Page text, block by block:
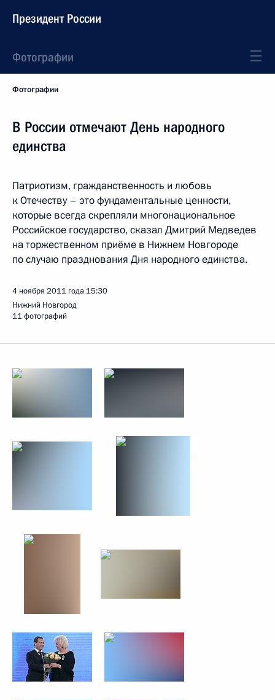
Президент России
Фотографии
Фотографии
В России отмечают День народного
единства
Патриотизм, гражданственность и любовь
к Отечеству – это фундаментальные ценности,
которые всегда скрепляли многонациональное
Российское государство, сказал Дмитрий Медведев
на торжественном приёме в Нижнем Новгороде
по случаю празднования Дня народного единства.
4 ноября 2011 года 15:30
Нижний Новгород
11 фотографий